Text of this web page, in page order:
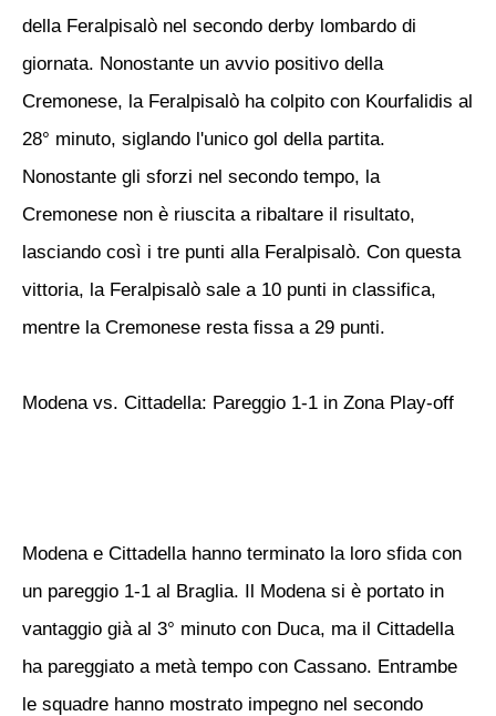
della Feralpisalò nel secondo derby lombardo di
giornata. Nonostante un avvio positivo della
Cremonese, la Feralpisalò ha colpito con Kourfalidis al
28° minuto, siglando l'unico gol della partita.
Nonostante gli sforzi nel secondo tempo, la
Cremonese non è riuscita a ribaltare il risultato,
lasciando così i tre punti alla Feralpisalò. Con questa
vittoria, la Feralpisalò sale a 10 punti in classifica,
mentre la Cremonese resta fissa a 29 punti.
Modena vs. Cittadella: Pareggio 1-1 in Zona Play-off
Modena e Cittadella hanno terminato la loro sfida con
un pareggio 1-1 al Braglia. Il Modena si è portato in
vantaggio già al 3° minuto con Duca, ma il Cittadella
ha pareggiato a metà tempo con Cassano. Entrambe
le squadre hanno mostrato impegno nel secondo